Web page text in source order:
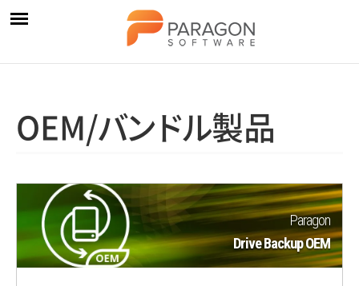
OEM /バンドル製品
Paragon
Drive Backup OEM